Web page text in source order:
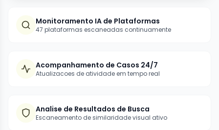
Monitoramento IA de Plataformas
47 plataformas escaneadas continuamente
Acompanhamento de Casos 24/7
Atualizacoes de atividade em tempo real
Analise de Resultados de Busca
Escaneamento de similaridade visual ativo